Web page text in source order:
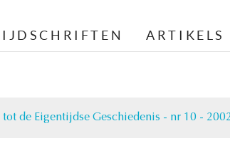
ARTIKELS
de Eigentijdse Geschiedenis - nr 10 -